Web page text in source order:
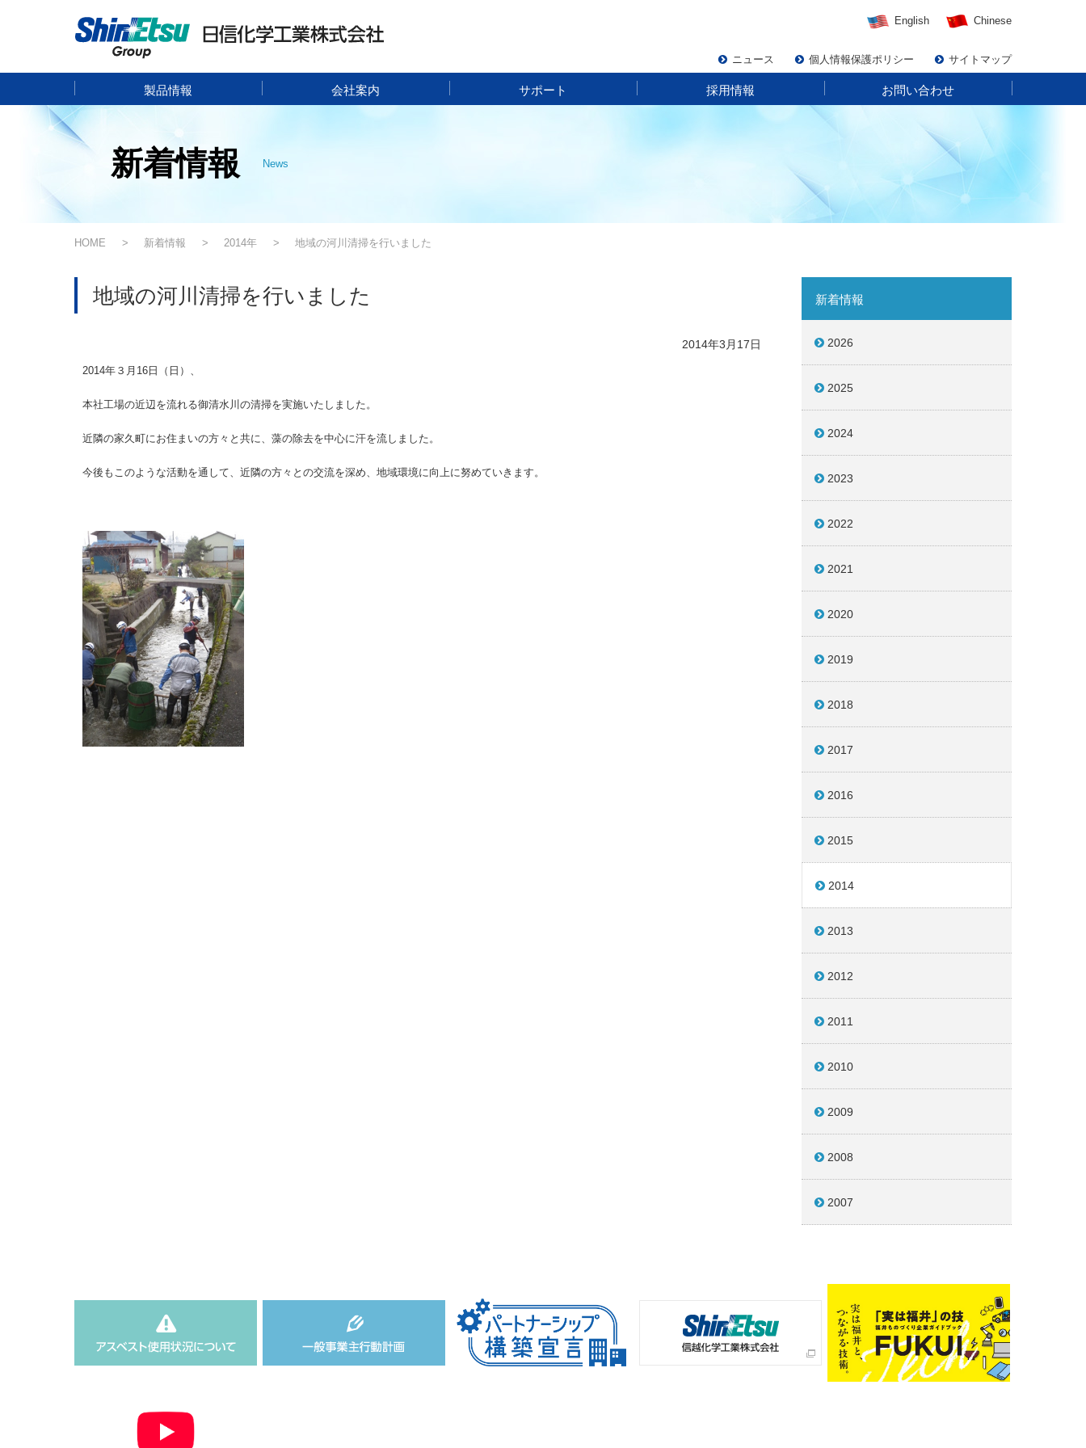
English Chinese
ニュース 個人情報保護ポリシー サイトマップ
製品情報 会社案内 サポート 採用情報 お問い合わせ
新着情報 News
HOME 新着情報 2014年 地域の河川清掃を行いました
地域の河川清掃を行いました
2014年3月17日
2014年３月16日（日）、
本社工場の近辺を流れる御清水川の清掃を実施いたしました。
近隣の家久町にお住まいの方々と共に、 藻の除去を中心に汗を流しました。
今後もこのような活動を通して、近隣の方々との交流を深め、地域環境に向上に努めていきます。
新着情報
2026
2025
2024
2023
2022
2021
2020
2019
2018
2017
2016
2015
2014
2013
2012
2011
2010
2009
2008
2007